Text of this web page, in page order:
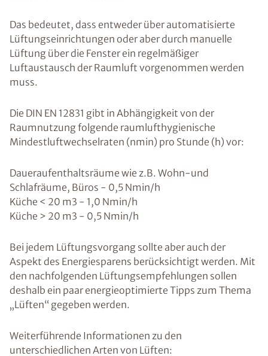
Das bedeutet, dass entweder über automatisierte
Lüftungseinrichtungen oder aber durch manuelle
Lüftung über die Fenster ein regelmäßiger
Luftaustausch der Raumluft vorgenommen werden
muss.
Die DIN EN 12831 gibt in Abhängigkeit von der
Raumnutzung folgende raumlufthygienische
Mindestluftwechselraten (nmin) pro Stunde (h) vor:
Daueraufenthaltsräume wie z.B. Wohn-und
Schlafräume, Büros - 0,5 Nmin/h
Küche < 20 m3 - 1,0 Nmin/h
Küche > 20 m3 - 0,5 Nmin/h
Bei jedem Lüftungsvorgang sollte aber auch der
Aspekt des Energiesparens berücksichtigt werden. Mit
den nachfolgenden Lüftungsempfehlungen sollen
deshalb ein paar energieoptimierte Tipps zum Thema
„Lüften“ gegeben werden.
Weiterführende Informationen zu den
unterschiedlichen Arten von Lüften: